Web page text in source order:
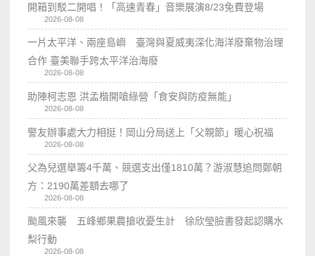
開箱到駁二開唱！「高速青春」音樂展演8/23免費登場
2026-08-08
一片太平洋、兩座島嶼 臺灣與夏威夷深化海洋廢棄物治理
合作 臺美聯手跨太平洋治海廢
2026-08-08
助陣柯志恩 洪孟楷開嗆綠營「食安與防疫無能」
2026-08-08
警友辦事處大力相挺！岡山分局送上「父親節」暖心祝福
2026-08-08
父為兒選舉籌4千萬、競選支出僅1810萬？游淑慧追問鄭朝
方：2190萬差額去哪了
2026-08-08
颱風來襲 五峰鄉果農搶收憂生計 徐欣瑩臉書發起認購水
梨行動
2026-08-08